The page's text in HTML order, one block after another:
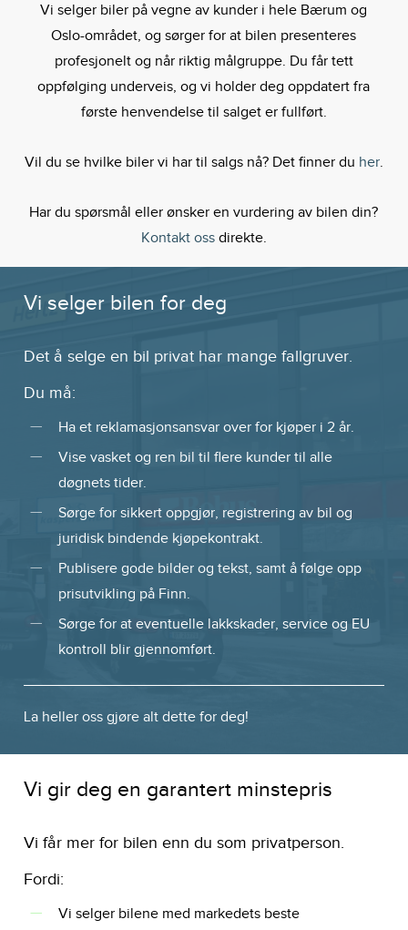
Vi selger biler på vegne av kunder i hele Bærum og
Oslo-området, og sørger for at bilen presenteres
profesjonelt og når riktig målgruppe. Du får tett
oppfølging underveis, og vi holder deg oppdatert fra
første henvendelse til salget er fullført.
Vil du se hvilke biler vi har til salgs nå? Det finner du her.
Har du spørsmål eller ønsker en vurdering av bilen din?
Kontakt ossdirekte.
Vi selger bilen for deg
Det å selge en bil privat har mange fallgruver.
Du må:
Ha et reklamasjonsansvar over for kjøper i 2 år.
Vise vasket og ren bil til flere kunder til alle
døgnets tider.
Sørge for sikkert oppgjør, registrering av bil og
juridisk bindende kjøpekontrakt.
Publisere gode bilder og tekst, samt å følge opp
prisutvikling på Finn.
Sørge for at eventuelle lakkskader, service og EU
kontroll blir gjennomført.
La heller oss gjøre alt dette for deg!
Vi gir deg en garantert minstepris
Vi får mer for bilen enn du som privatperson.
Fordi:
Vi selger bilene med markedets beste